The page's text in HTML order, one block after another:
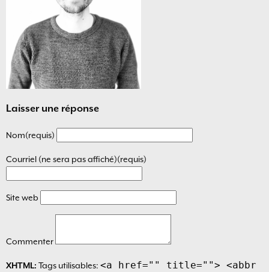
Laisser une réponse
Nom(requis)
Courriel (ne sera pas affiché)(requis)
Site web
Commenter
XHTML: Tags utilisables: <a href="" title=""> <abbr